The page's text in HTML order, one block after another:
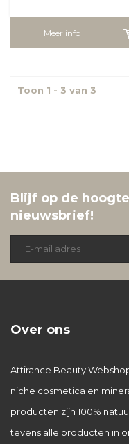
Meer info
Toon 1 - 3 van 3
Blijf op de
nieuwsbrief!
Over ons
Attirance Beauty
niche cosmetica en
producten zijn 100%
tevens alle producten in